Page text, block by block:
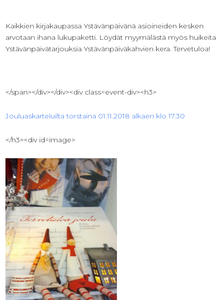
Kaikkien kirjakaupassa Ystävänpäivänä asioineiden kesken
arvotaan ihana lukupaketti. Löydät myymälästä myös huikeita
Ystävänpäivätarjouksia Ystävänpäiväkahvien kera. Tervetuloa!
</span></div></div><div class=event-div><h3>
Jouluaskarteluilta torstaina 01.11.2018 alkaen klo 17.30
</h3><div id=image>